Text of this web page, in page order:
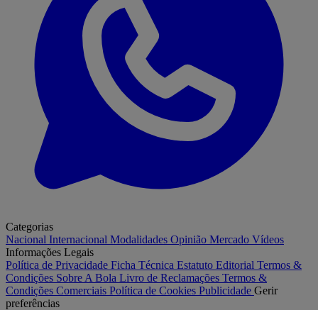
Categorias
Nacional Internacional Modalidades Opinião Mercado Vídeos
Informações Legais
Política de Privacidade Ficha Técnica Estatuto Editorial Termos &
Condições Sobre A Bola Livro de Reclamações Termos &
Condições Comerciais Política de Cookies Publicidade Gerir
preferências